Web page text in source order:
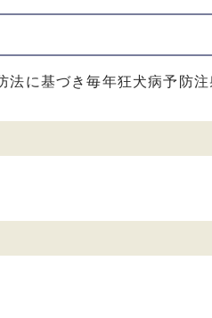
に基づき毎年狂犬病予防